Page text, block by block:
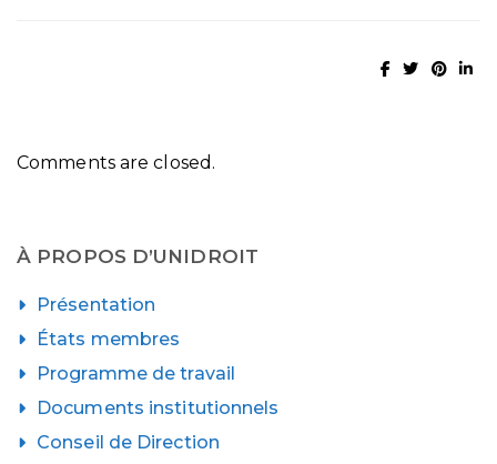
Comments are closed.
À PROPOS D’UNIDROIT
Présentation
États membres
Programme de travail
Documents institutionnels
Conseil de Direction